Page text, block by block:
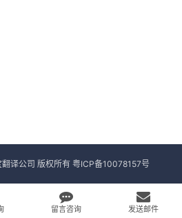
译公司 版权所有 粤ICP备10078157号
留言咨询 发送邮件